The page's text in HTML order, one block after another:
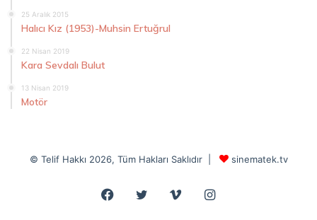
25 Aralık 2015
Halıcı Kız (1953)-Muhsin Ertuğrul
22 Nisan 2019
Kara Sevdalı Bulut
13 Nisan 2019
Motör
© Telif Hakkı 2026, Tüm Hakları Saklıdır | sinematek.tv
Facebook
Twitter VimeoInstagram